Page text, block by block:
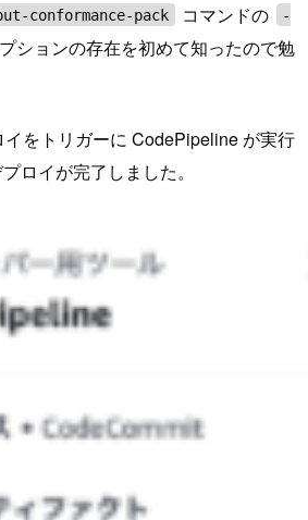
conformance-pack コマンドの
-
ションの存在を初めて知ったので勉
をトリガーに CodePipeline が実行
ロイが完了しました。